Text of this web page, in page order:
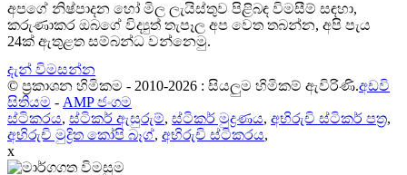
අපගේ නිෂ්පාදන හෝ මිල ලැයිස්තුව පිළිබඳ විමසීම් සඳහා,
කරුණාකර ඔබගේ විද්‍යුත් තැපෑල අප වෙත තබන්න, අපි පැය
24ක් ඇතුළත සම්බන්ධ වන්නෙමු.
දැන් විමසන්න
© ප්‍රකාශන හිමිකම - 2010-2026 : සියලුම හිමිකම් ඇවිරිණි.අඩවි
සිතියම - AMP ජංගම
ස්ටිකරය, ස්ටිකර් ඇසුරුම්, ස්ටිකර් මුද්‍රණය, අභිරුචි ස්ටිකර් පත්‍ර,
අභිරුචි මුද්‍රිත කෝපි බෑග්, අභිරුචි ස්ටිකරය,
x